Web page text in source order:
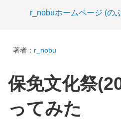
r_nobuホームページ (の
著者： r_nobu
保免文化祭
ってみた